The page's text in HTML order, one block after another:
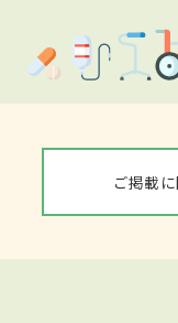
ご掲載